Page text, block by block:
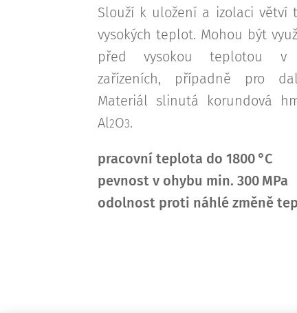
Slouží k uložení a izolaci větví
vysokých teplot. Mohou být
před vysokou teplotou v
zařízeních, případně pro
Materiál slinutá korundová
Al2O3.
pracovní teplota do 1800 °C
pevnost v ohybu min. 300 MPa
odolnost proti náhlé změně